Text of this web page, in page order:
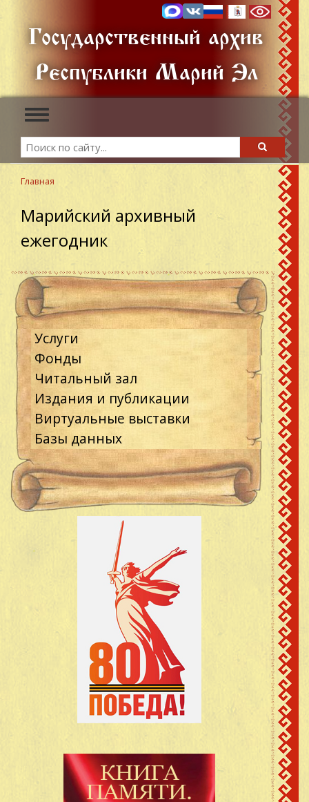
основному
содержанию
Государственный архив
Республики Марий Эл
Toggle
navigation
Search
Search
Главная
Марийский архивный
ежегодник
Услуги
Фонды
Читальный зал
Издания и публикации
Виртуальные выставки
Базы данных